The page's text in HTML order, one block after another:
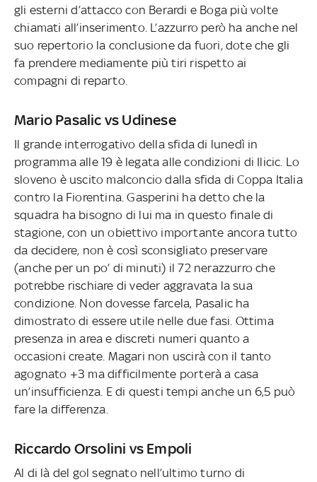
gli esterni d’attacco con Berardi e Boga più volte
chiamati all’inserimento. L’azzurro però ha anche nel
suo repertorio la conclusione da fuori, dote che gli
fa prendere mediamente più tiri rispetto ai
compagni di reparto.
Mario Pasalic vs Udinese
Il grande interrogativo della sfida di lunedì in
programma alle 19 è legata alle condizioni di Ilicic. Lo
sloveno è uscito malconcio dalla sfida di Coppa Italia
contro la Fiorentina. Gasperini ha detto che la
squadra ha bisogno di lui ma in questo finale di
stagione, con un obiettivo importante ancora tutto
da decidere, non è così sconsigliato preservare
(anche per un po’ di minuti) il 72 nerazzurro che
potrebbe rischiare di veder aggravata la sua
condizione. Non dovesse farcela, Pasalic ha
dimostrato di essere utile nelle due fasi. Ottima
presenza in area e discreti numeri quanto a
occasioni create. Magari non uscirà con il tanto
agognato +3 ma difficilmente porterà a casa
un’insufficienza. E di questi tempi anche un 6,5 può
fare la differenza.
Riccardo Orsolini vs Empoli
Al di là del gol segnato nell’ultimo turno di